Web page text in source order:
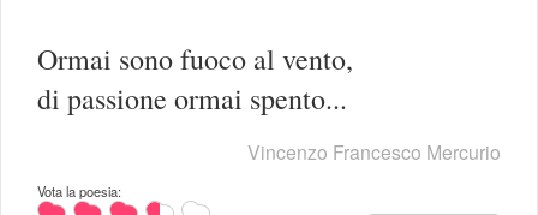
Ormai sono fuoco al vento,
di passione ormai spento...
Vincenzo Francesco Mercurio
Vota la poesia: